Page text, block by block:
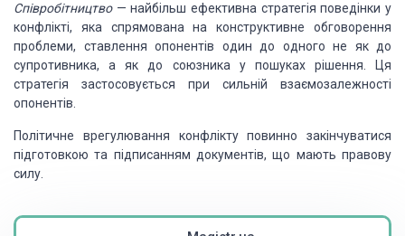
Співробітництво— найбільш ефективна стратегія поведінки у
конфлікті, яка спрямована на конструктивне обговорення
проблеми, ставлення опонентів один до одного не як до
супротивника, а як до союзника у пошуках рішення. Ця
стратегія застосовується при сильній взаємозалежності
опонентів.
Політичне врегулювання конфлікту повинно закінчуватися
підготовкою та підписанням документів, що мають правову
силу.